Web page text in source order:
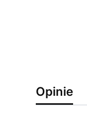
Opinie